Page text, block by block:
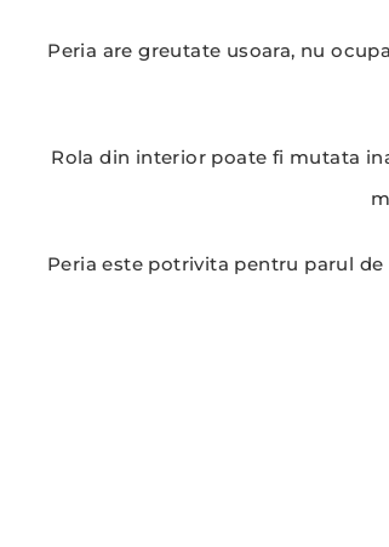
Peria are greutate usoara, nu
Rola din interior poate fi mutata
Peria este potrivita pentru parul